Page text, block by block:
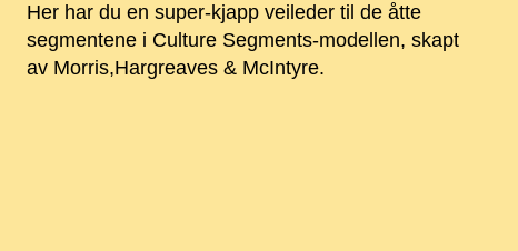
Her har du en super-kjapp veileder til de åtte
segmentene i Culture Segments-modellen, skapt
av Morris,Hargreaves & McIntyre.